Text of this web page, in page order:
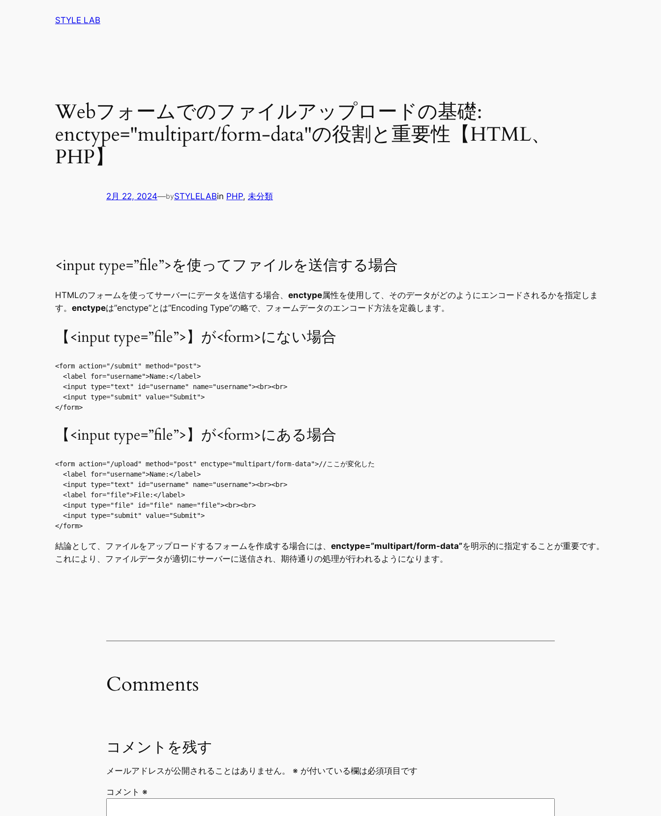
STYLE LAB
Webフォームでのファイルアップロードの基礎:
enctype="multipart/form-data"の役割と重要性【HTML、
PHP】
2月 22, 2024—bySTYLELABin PHP, 未分類
<input type=”file”>を使ってファイルを送信する場合
HTMLのフォームを使ってサーバーにデータを送信する場合、 enctype属性を使用して、そのデータがどのようにエンコードされるかを指定しま
す。 enctypeは”enctype”とは”Encoding Type”の略で、フォームデータのエンコード方法を定義します。
【<input type=”file”>】が<form>にない場合
<form action="/submit" method="post">
  <label for="username">Name:</label>
  <input type="text" id="username" name="username"><br><br>
  <input type="submit" value="Submit">
【<input type=”file”>】が<form>にある場合
<form action="/upload" method="post" enctype="multipart/form-data">//ここが変化した
  <label for="username">Name:</label>
  <input type="text" id="username" name="username"><br><br>
  <label for="file">File:</label>
  <input type="file" id="file" name="file"><br><br>
  <input type="submit" value="Submit">
結論として、ファイルをアップロードするフォームを作成する場合には、 enctype=”multipart/form-data”を明示的に指定することが重要です。
これにより、ファイルデータが適切にサーバーに送信され、期待通りの処理が行われるようになります。
Comments
コメントを残す
メールアドレスが公開されることはありません。 ※ が付いている欄は必須項目です
コメント ※